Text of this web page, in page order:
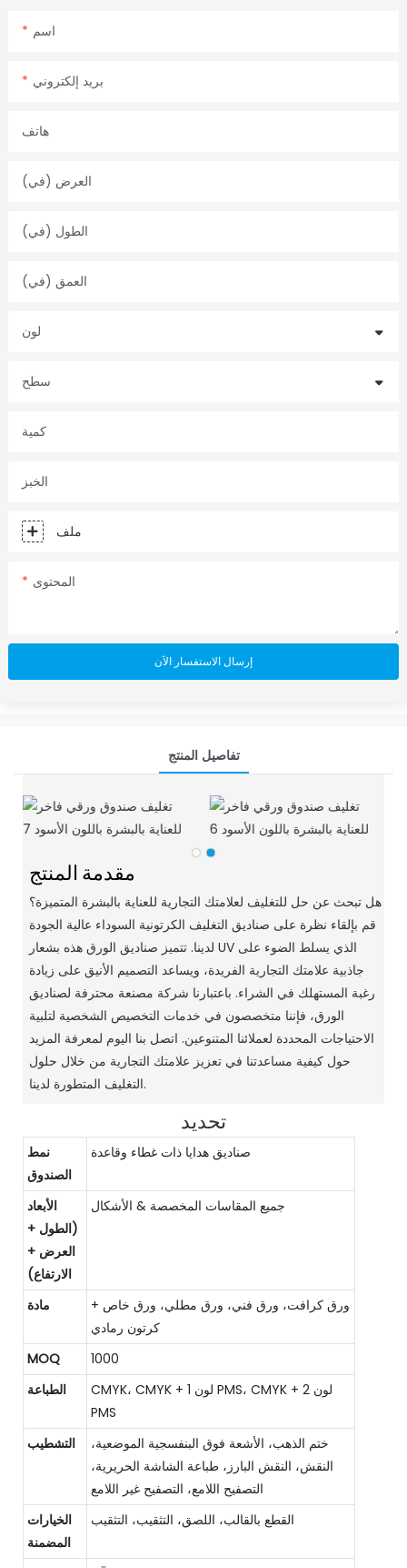
اسم
بريد إلكتروني
هاتف
العرض (في)
الطول (في)
العمق (في)
لون
سطح
كمية
الخبز
ملف
المحتوى
إرسال الاستفسار الآن
تفاصيل المنتج
مقدمة المنتج
هل تبحث عن حل للتغليف لعلامتك التجارية للعناية بالبشرة المتميزة؟
قم بإلقاء نظرة على صناديق التغليف الكرتونية السوداء عالية الجودة
لدينا.تتميز صناديق الورق هذه بشعار UV الذي يسلط الضوء على
جاذبية علامتك التجارية الفريدة، ويساعد التصميم الأنيق على زيادة
رغبة المستهلك في الشراء. باعتبارنا شركة مصنعة محترفة لصناديق
الورق، فإننا متخصصون في خدمات التخصيص الشخصية لتلبية
الاحتياجات المحددة لعملائنا المتنوعين. اتصل بنا اليوم لمعرفة المزيد
حول كيفية مساعدتنا في تعزيز علامتك التجارية من خلال حلول
التغليف المتطورة لدينا.
تحديد
نمط
الصندوق
صناديق هدايا ذات غطاء وقاعدة
الأبعاد
(الطول +
العرض +
الارتفاع)
جميع المقاسات المخصصة & الأشكال
مادة
ورق كرافت، ورق فني، ورق مطلي، ورق خاص +
كرتون رمادي
MOQ
1000
الطباعة
CMYK، CMYK + 1 لون PMS، CMYK + 2 لون
PMS
التشطيب
ختم الذهب، الأشعة فوق البنفسجية الموضعية،
النقش، النقش البارز، طباعة الشاشة الحريرية،
التصفيح اللامع، التصفيح غير اللامع
الخيارات
المضمنة
القطع بالقالب، اللصق، التثقيب، التثقيب